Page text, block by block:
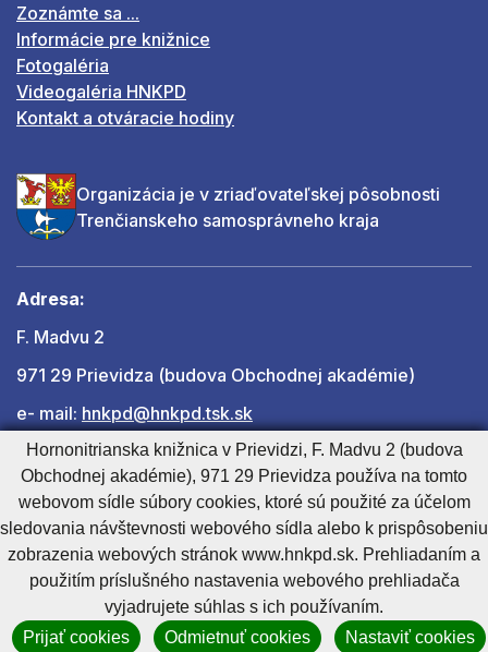
Zoznámte sa ...
Informácie pre knižnice
Fotogaléria
Videogaléria HNKPD
Kontakt a otváracie hodiny
Organizácia je v zriaďovateľskej pôsobnosti
Trenčianskeho samosprávneho kraja
Adresa:
F. Madvu 2
971 29 Prievidza (budova Obchodnej akadémie)
e- mail: hnkpd@hnkpd.tsk.sk
Ďalšie kontakty
Cookies nastavenieCookies - viac informáciíVyhlásenie o prístupnosti
Technický prevádzkovateľ
Správca obsahu
GenerujeCMS BUXUS
Hornonitrianska knižnica v Prievidzi, F. Madvu 2 (budova
Obchodnej akadémie), 971 29 Prievidza používa na tomto
webovom sídle súbory cookies, ktoré sú použité za účelom
sledovania návštevnosti webového sídla alebo k prispôsobeniu
zobrazenia webových stránok www.hnkpd.sk. Prehliadaním a
použitím príslušného nastavenia webového prehliadača
vyjadrujete súhlas s ich používaním.
Prijať cookies
Odmietnuť cookies Nastaviť cookies